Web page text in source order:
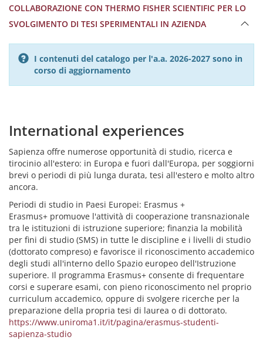
COLLABORAZIONE CON THERMO FISHER SCIENTIFIC PER LO
SVOLGIMENTO DI TESI SPERIMENTALI IN AZIENDA
I contenuti del catalogo per l'a.a. 2026-2027 sono in
corso di aggiornamento
International experiences
Sapienza offre numerose opportunità di studio, ricerca e
tirocinio all'estero: in Europa e fuori dall'Europa, per soggiorni
brevi o periodi di più lunga durata, tesi all'estero e molto altro
ancora.
Periodi di studio in Paesi Europei: Erasmus +
Erasmus+ promuove l'attività di cooperazione transnazionale
tra le istituzioni di istruzione superiore; finanzia la mobilità
per fini di studio (SMS) in tutte le discipline e i livelli di studio
(dottorato compreso) e favorisce il riconoscimento accademico
degli studi all'interno dello Spazio europeo dell'Istruzione
superiore. Il programma Erasmus+ consente di frequentare
corsi e superare esami, con pieno riconoscimento nel proprio
curriculum accademico, oppure di svolgere ricerche per la
preparazione della propria tesi di laurea o di dottorato.
https://www.uniroma1.it/it/pagina/erasmus-studenti-
sapienza-studio